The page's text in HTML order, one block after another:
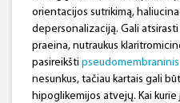
orientacijos sutrikimą,
depersonalizaciją. Gali
praeina, nutraukus
pasireikšti
nesunkus, tačiau kartais gali
hipoglikemijos atvejų. Kai